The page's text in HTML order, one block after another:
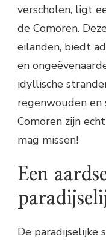
verscholen, ligt
de Comoren.
eilanden, biedt
en
idyllische
regenwouden en
Comoren zijn
mag missen!
Een
De paradijselijke